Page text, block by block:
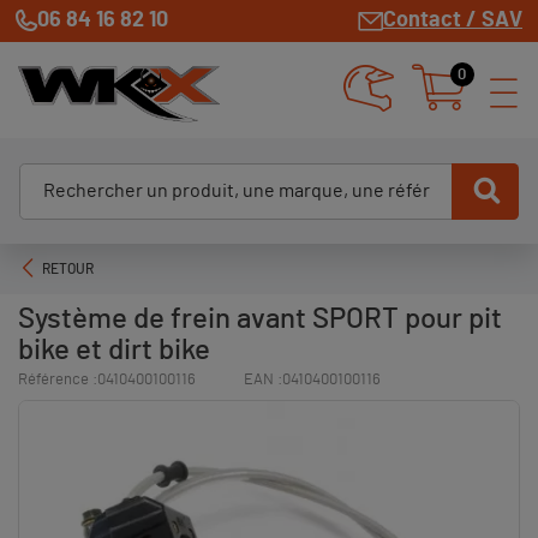
06 84 16 82 10 Contact / SAV
0
RETOUR
Système de frein avant SPORT pour pit
bike et dirt bike
Référence :0410400100116 EAN :0410400100116